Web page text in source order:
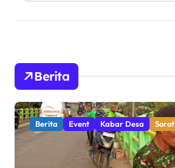
Berita
Berita Event Kabar Desa Sorot